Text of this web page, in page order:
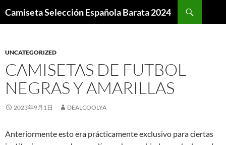
Camiseta Selección Española Barata 2024
UNCATEGORIZED
CAMISETAS DE FUTBOL
NEGRAS Y AMARILLAS
2023年9月1日 DEALCOOLYA
Anteriormente esto era prácticamente exclusivo para ciertas